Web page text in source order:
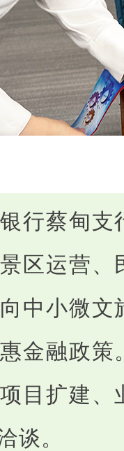
行蔡甸
区运营
中小微
金融政
目扩建
谈。